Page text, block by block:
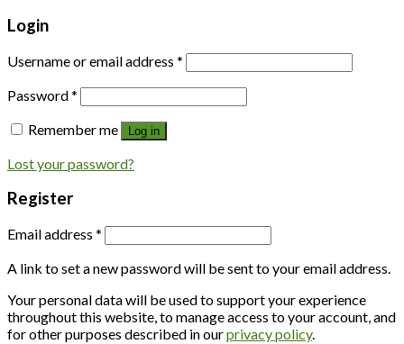
Login
Username or email address *
Password*
Remember me
Log in
Lost your password?
Register
Email address *
A link to set a new password will be sent to your email address.
Your personal data will be used to support your experience
throughout this website, to manage access to your account, and
for other purposes described in ourprivacy policy.